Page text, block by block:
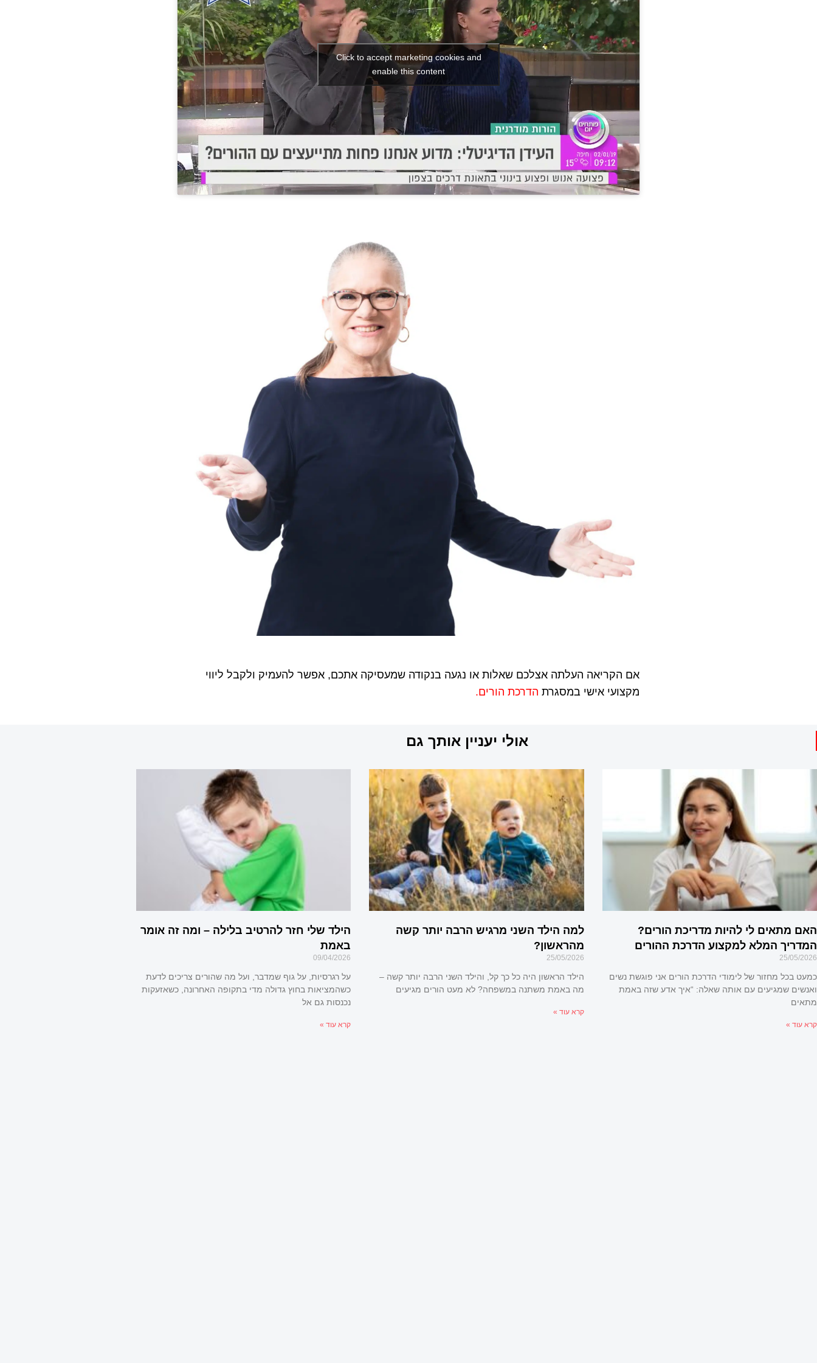
Click to accept marketing cookies and
enable this content
אם הקריאה העלתה אצלכם שאלות או נגעה בנקודה שמעסיקה אתכם, אפשר להעמיק ולקבל ליווי
מקצועי אישי במסגרת הדרכת הורים.
אולי יעניין אותך גם
האם מתאים לי להיות מדריכת הורים?
המדריך המלא למקצוע הדרכת ההורים
25/05/2026
כמעט בכל מחזור של לימודי הדרכת הורים אני פוגשת נשים
ואנשים שמגיעים עם אותה שאלה: “איך אדע שזה באמת
מתאים
קרא עוד »
למה הילד השני מרגיש הרבה יותר קשה
מהראשון?
25/05/2026
הילד הראשון היה כל כך קל, והילד השני הרבה יותר קשה –
מה באמת משתנה במשפחה? לא מעט הורים מגיעים
קרא עוד »
הילד שלי חזר להרטיב בלילה – ומה זה אומר
באמת
09/04/2026
על רגרסיות, על גוף שמדבר, ועל מה שהורים צריכים לדעת
כשהמציאות בחוץ גדולה מדי בתקופה האחרונה, כשאזעקות
נכנסות גם אל
קרא עוד »